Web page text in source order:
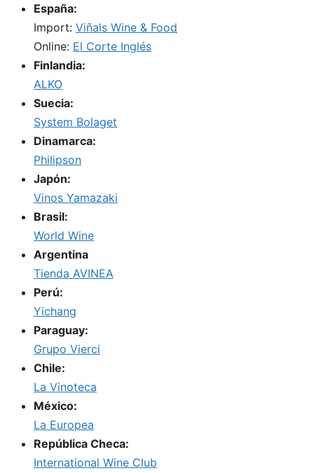
España:
Import: Viñals Wine & Food
Online: El Corte Inglés
Finlandia:
ALKO
Suecia:
System Bolaget
Dinamarca:
Philipson
Japón:
Vinos Yamazaki
Brasil:
World Wine
Argentina
Tienda AVINEA
Perú:
Yichang
Paraguay:
Grupo Vierci
Chile:
La Vinoteca
México:
La Europea
República Checa:
International Wine Club